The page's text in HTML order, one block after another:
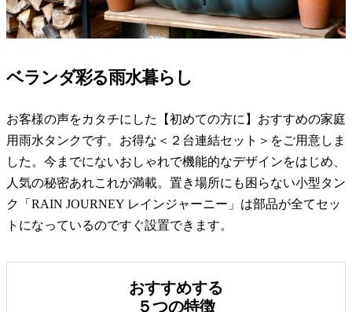
ベランダ彩る雨水暮らし
お客様の声をカタチにした【初めての方に】おすすめの家庭
用雨水タンクです。お得な＜２台連結セット＞をご用意しま
した。今までにないおしゃれで機能的なデザインをはじめ、
人気の秘密あれこれが満載。置き場所にも困らない小型タン
ク「RAIN JOURNEY レインジャーニー」は部品が全てセッ
トになっているのですぐ設置できます。
おすすめする
５つの特徴